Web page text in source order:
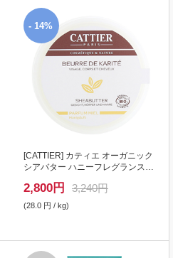
- 14%
[CATTIER] カティエ オーガニック
シアバター ハニーフレグランス
2,800円 3,240円
(28.0 円 / kg)